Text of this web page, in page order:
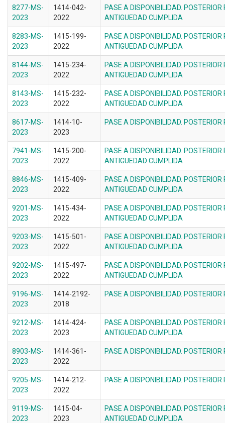
8277-MS-
2023
1414-042-
2022
PASE A DISPONIBILIDAD.
ANTIGUEDAD CUMPLIDA
8283-MS-
2023
1415-199-
2022
PASE A DISPONIBILIDAD.
ANTIGUEDAD CUMPLIDA
8144-MS-
2023
1415-234-
2022
PASE A DISPONIBILIDAD.
ANTIGUEDAD CUMPLIDA
8143-MS-
2023
1415-232-
2022
PASE A DISPONIBILIDAD.
ANTIGUEDAD CUMPLIDA
8617-MS-
2023
1414-10-
2023
PASE A DISPONIBILIDAD.
7941-MS-
2023
1415-200-
2022
PASE A DISPONIBILIDAD.
ANTIGUEDAD CUMPLIDA
8846-MS-
2023
1415-409-
2022
PASE A DISPONIBILIDAD.
ANTIGUEDAD CUMPLIDA
9201-MS-
2023
1415-434-
2022
PASE A DISPONIBILIDAD.
ANTIGUEDAD CUMPLIDA
9203-MS-
2023
1415-501-
2022
PASE A DISPONIBILIDAD.
ANTIGUEDAD CUMPLIDA
9202-MS-
2023
1415-497-
2022
PASE A DISPONIBILIDAD.
ANTIGUEDAD CUMPLIDA
9196-MS-
2023
1414-2192-
2018
PASE A DISPONIBILIDAD.
9212-MS-
2023
1414-424-
2023
PASE A DISPONIBILIDAD.
ANTIGUEDAD CUMPLIDA
8903-MS-
2023
1414-361-
2022
PASE A DISPONIBILIDAD.
9205-MS-
2023
1414-212-
2022
PASE A DISPONIBILIDAD.
9119-MS-
2023
1415-04-
2023
PASE A DISPONIBILIDAD.
ANTIGUEDAD CUMPLIDA